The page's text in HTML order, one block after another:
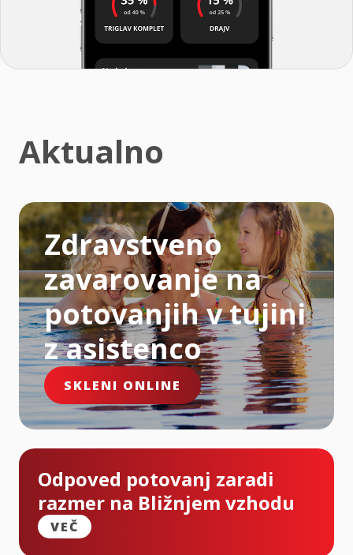
Aktualno
Zdravstveno
zavarovanje na
potovanjih v tujini
z asistenco
SKLENI ONLINE
Odpoved potovanj zaradi
razmer na Bližnjem vzhodu
VEČ